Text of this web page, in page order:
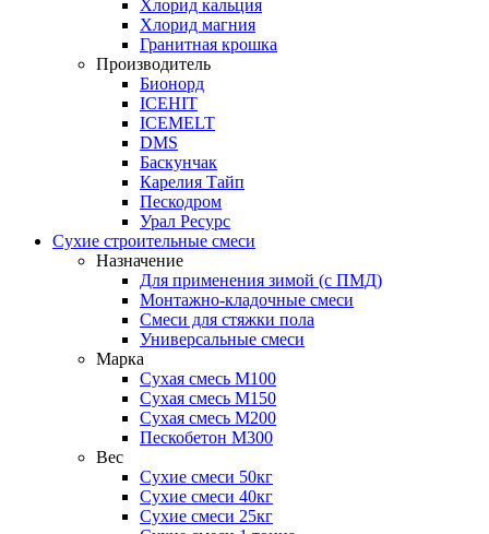
Хлорид кальция
Хлорид магния
Гранитная крошка
Производитель
Бионорд
ICEHIT
ICEMELT
DMS
Баскунчак
Карелия Тайп
Пескодром
Урал Ресурс
Сухие строительные смеси
Назначение
Для применения зимой (с ПМД)
Монтажно-кладочные смеси
Смеси для стяжки пола
Универсальные смеси
Марка
Сухая смесь М100
Сухая смесь М150
Сухая смесь М200
Пескобетон М300
Вес
Сухие смеси 50кг
Сухие смеси 40кг
Сухие смеси 25кг